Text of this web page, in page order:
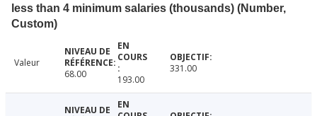
less than 4 minimum salaries (thousands) (Number,
Custom)
Valeur
68.00
193.00
331.00